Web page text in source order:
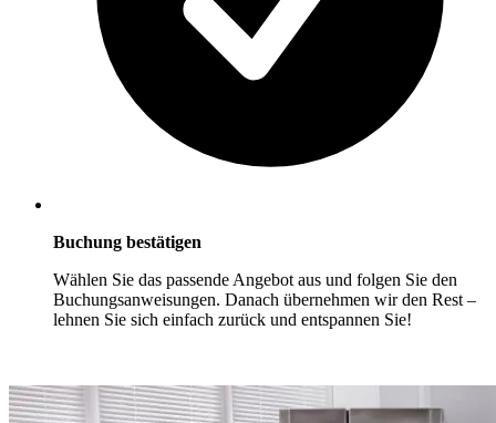
Buchung bestätigen
Wählen Sie das passende Angebot aus und folgen Sie den
Buchungsanweisungen. Danach übernehmen wir den Rest –
lehnen Sie sich einfach zurück und entspannen Sie!